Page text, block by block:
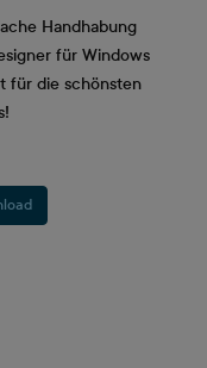
Handhabung
für Windows
für die schönsten